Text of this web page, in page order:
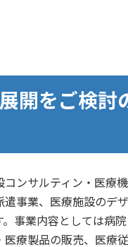
開をご検討
ンサルティン・医療
事業、医療施設のデ
事業内容としては病
療製品の販売、医療